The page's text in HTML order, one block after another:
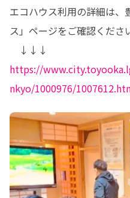
エコハウス利用の詳細は、
ス」ページをご確認くださ
https://
nkyo/1000976/